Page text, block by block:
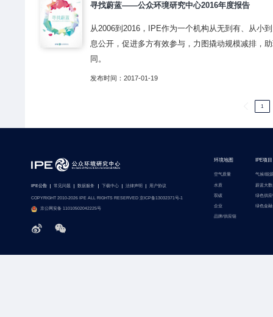
寻找蔚蓝——公众环境研究中心2016年度报告
从2006到2016，IPE作为一个机构从无到有、从小
息公开，促进多方有效参与，力图撬动规模减排，
同。
发布时间：2017-01-19
1
IPE公告 常见问题 数据服务 下载中心 法律声明 用户协议
COPYRIGHT 2010-2026 IPE ALL RIGHTS RESERVED 京ICP备13032371号-1
京公网安备 11010502042225号
环境地图
空气质量
水质
双碳
企业
品牌/供应链
IPE项目
气候/能源
蔚蓝大数
绿色供应
绿色金融